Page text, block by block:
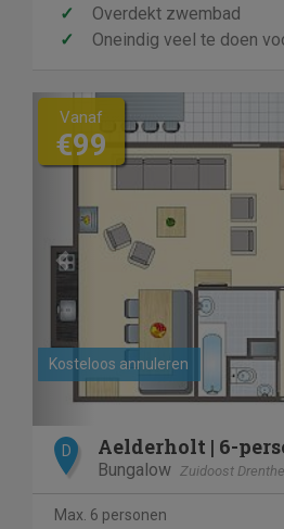
✓
Overdekt zwembad
✓
Oneindig veel te doen
Previous
Kosteloos annuleren
Vanaf
€99
D
Bungalow Zuidoost Drenthe
Max. 6 personen